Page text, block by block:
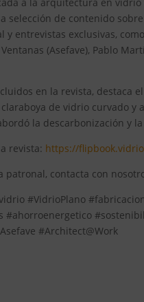
selección de contenido
y entrevistas exclusivas,
(Asefave), Pablo
en la revista, destaca
de vidrio curvado
la descarbonización y
revista: https://
patronal, contacta con
#VidrioPlano
#ahorroenergetico
#Architect@Work